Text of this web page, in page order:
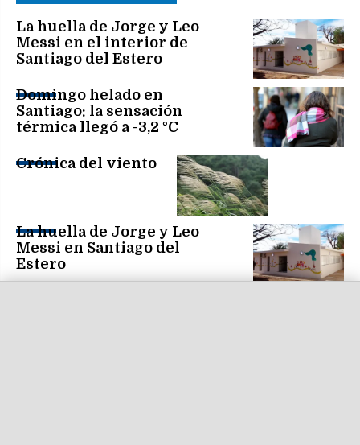
La huella de Jorge y Leo
Messi en el interior de
Santiago del Estero
Domingo helado en
Santiago: la sensación
térmica llegó a -3,2 °C
Crónica del viento
La huella de Jorge y Leo
Messi en Santiago del
Estero